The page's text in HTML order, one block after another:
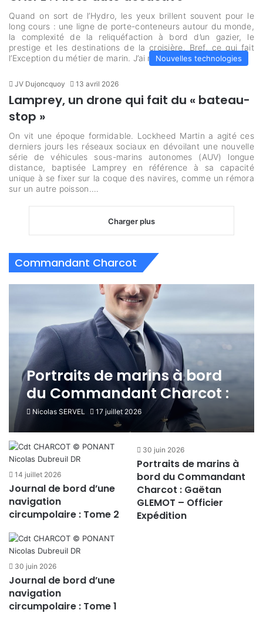
Quand on sort de l’Hydro, les yeux brillent souvent pour le
long cours : une ligne de porte-conteneurs autour du monde,
la complexité de la reliquéfaction à bord d’un gazier, le
prestige et les destinations de la croisière. Bref, ce qui fait
l’Exception du métier de marin. J’ai moi-même choisi…
Nouvelles technologies
JV Dujoncquoy 13 avril 2026
Lamprey, un drone qui fait du « bateau-
stop »
On vit une époque formidable. Lockheed Martin a agité ces
derniers jours les réseaux sociaux en dévoilant une nouvelle
série de véhicules sous-marins autonomes (AUV) longue
distance, baptisée Lamprey en référence à sa capacité
unique à se fixer sur la coque des navires, comme un rémora
sur un autre poisson.…
Charger plus
Commandant Charcot
Portraits de marins à bord
du Commandant Charcot :
Hugo ANDRE – Officier
Sécurité
Nicolas SERVEL 17 juillet 2026
14 juillet 2026
Journal de bord d’une
navigation
circumpolaire : Tome 2
30 juin 2026
Portraits de marins à
bord du Commandant
Charcot : Gaëtan
GLEMOT – Officier
Expédition
30 juin 2026
Journal de bord d’une
navigation
circumpolaire : Tome 1